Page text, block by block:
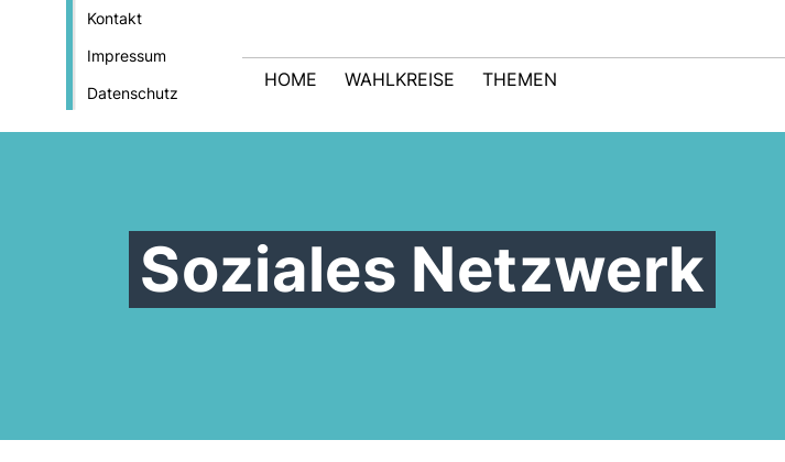
Kontakt
Impressum
Datenschutz
HOME WAHLKREISE THEMEN
Soziales Netzwerk